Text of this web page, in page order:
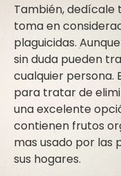
También, dedícale
toma en
plaguicidas.
sin duda pueden
cualquier persona.
para tratar de
una excelente
contienen frutos
mas usado por las
sus hogares.